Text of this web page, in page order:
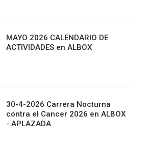
MAYO 2026 CALENDARIO DE
ACTIVIDADES en ALBOX
30-4-2026 Carrera Nocturna
contra el Cancer 2026 en ALBOX
-.APLAZADA